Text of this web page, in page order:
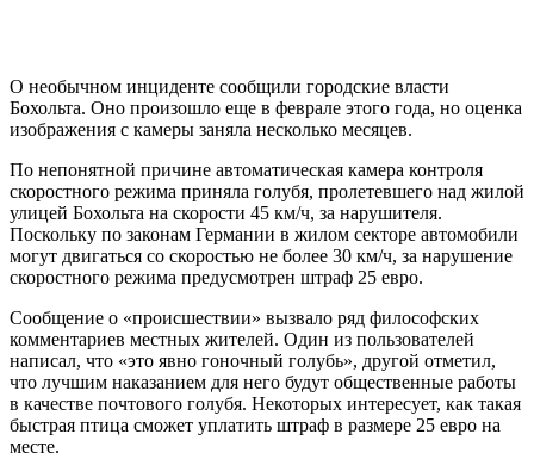
О необычном инциденте сообщили городские власти
Бохольта. Оно произошло еще в феврале этого года, но оценка
изображения с камеры заняла несколько месяцев.
По непонятной причине автоматическая камера контроля
скоростного режима приняла голубя, пролетевшего над жилой
улицей Бохольта на скорости 45 км/ч, за нарушителя.
Поскольку по законам Германии в жилом секторе автомобили
могут двигаться со скоростью не более 30 км/ч, за нарушение
скоростного режима предусмотрен штраф 25 евро.
Сообщение о «происшествии» вызвало ряд философских
комментариев местных жителей. Один из пользователей
написал, что «это явно гоночный голубь», другой отметил,
что лучшим наказанием для него будут общественные работы
в качестве почтового голубя. Некоторых интересует, как такая
быстрая птица сможет уплатить штраф в размере 25 евро на
месте.